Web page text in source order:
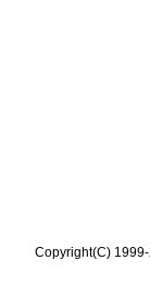
Copyright(C)